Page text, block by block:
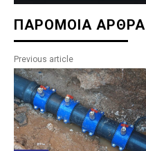
ΠΑΡΟΜΟΙΑ ΑΡΘΡΑ
Previous article